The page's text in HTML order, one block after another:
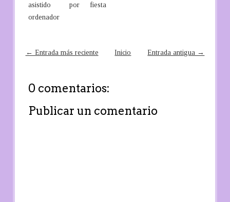
asistido por
ordenador
fiesta
← Entrada más reciente Entrada antigua →
Inicio
0 comentarios:
Publicar un comentario